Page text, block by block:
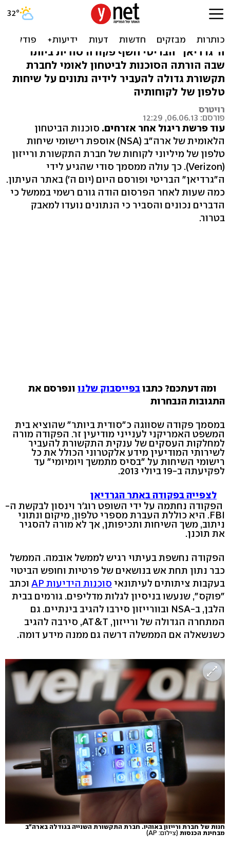
הממשל ריגל אחר טלפונים
של מיליוני אזרחים
ה"גרדיאן" הבריטי חשף פקודה סודית ביותר
שבה הורתה הסוכנות לביטחון לאומי לחברת
תקשורת גדולה להעביר לידיה נתונים על שיחות
טלפון של לקוחותיה
רויטרס
פורסם: 06.06.13, 12:29
עוד פרשת ריגול אחר אזרחים. סוכנות הביטחון
הלאומית של ארה"ב (NSA) אוספת רישומי שיחות
טלפון של מיליוני לקוחות של חברת התקשורת ורייזון
(Verizon). כך עולה ממסמך סודי שהגיע לידי
ה"גרדיאן" הבריטי ופורסם היום (יום ה') באתר העיתון.
כמה שעות לאחר הפרסום הודה גורם רשמי בממשל כי
הדברים נכונים והסביר כי הנתונים נועדו למאבק
בטרור.
ומה דעתכם? כתבובפייסבוק שלנו ונפרסם את
התגובות הנבחרות
במסמך פקודה שסווגה כ"סודית ביותר" שהוציא בית
המשפט האמריקני לענייני מודיעין זר. הפקודה מורה
למחלקות העסקים של ענקית התקשורת להעביר
לשירותי המודיעין מידע אלקטרוני הכולל את כל
רישומי השיחות על "בסיס מתמשך ויומיומי" עד
לפקיעתה ב-19 ביולי 2013.
לצפייה בפקודה באתר הגרדיאן
הפקודה נחתמה על ידי השופט רוג'ר וינסון לבקשת ה-
FBI. היא כוללת העברת מספרי טלפון, מיקום ונתוני
ניתוב, משך השיחות ותכיפותן, אך לא מורה להסגיר
את תוכנן.
הפקודה נחשפת בעיתוי רגיש לממשל אובמה. הממשל
כבר נתון תחת אש בנושאים של פרטיות וחופש הביטוי
בעקבות ציתותים לעיתונאי סוכנות הידיעות AP
וכתב
"פוקס", שנעשו בניסיון לגלות מדליפים. גורמים בבית
הלבן, ב-NSA ובוורייזון סירבו להגיב בינתיים. גם
המתחרה הגדולה של ורייזון, AT&T, סירבה להגיב
כשנשאלה אם הממשלה דרשה גם ממנה מידע דומה.
חנות של חברת ורייזון באוהיו. חברת התקשורת השנייה בגודלה בארה"ב
מבחינת הכנסות (צילום: AP)